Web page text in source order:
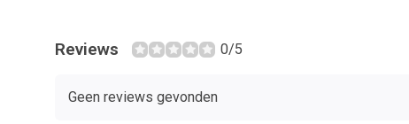
Reviews 0/5
Geen reviews gevonden